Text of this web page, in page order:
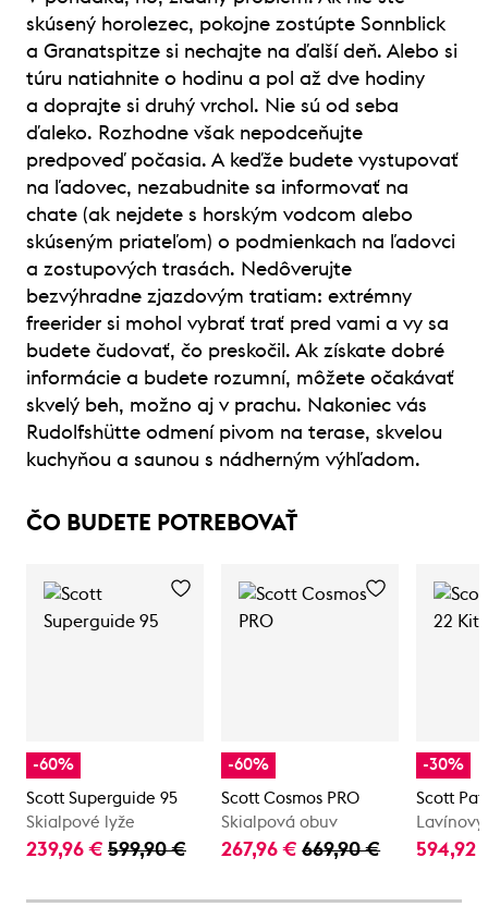
skúsený horolezec, pokojne zostúpte Sonnblick
a Granatspitze si nechajte na ďalší deň. Alebo si
túru natiahnite o hodinu a pol až dve hodiny
a doprajte si druhý vrchol. Nie sú od seba
ďaleko. Rozhodne však nepodceňujte
predpoveď počasia. A keďže budete vystupovať
na ľadovec, nezabudnite sa informovať na
chate (ak nejdete s horským vodcom alebo
skúseným priateľom) o podmienkach na ľadovci
a zostupových trasách. Nedôverujte
bezvýhradne zjazdovým tratiam: extrémny
freerider si mohol vybrať trať pred vami a vy sa
budete čudovať, čo preskočil. Ak získate dobré
informácie a budete rozumní, môžete očakávať
skvelý beh, možno aj v prachu. Nakoniec vás
Rudolfshütte odmení pivom na terase, skvelou
kuchyňou a saunou s nádherným výhľadom.
ČO BUDETE POTREBOVAŤ
-60%
Scott Superguide 95
Skialpové lyže
239,96 € 599,90 €
-60%
Scott Cosmos PRO
Skialpová obuv
267,96 €669,90 €
-30%
Scott
594,92